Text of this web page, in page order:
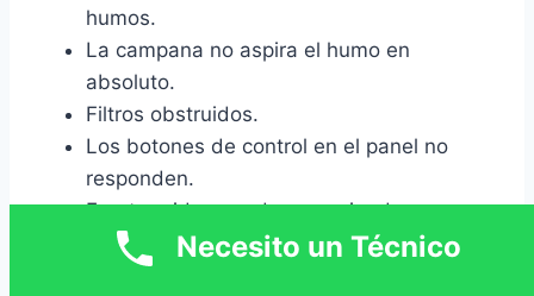
humos.
La campana no aspira el humo en
absoluto.
Filtros obstruidos.
Los botones de control en el panel no
responden.
Fuerte ruido cuando se enciende.
No cambian las velocidades de
Necesito un Técnico